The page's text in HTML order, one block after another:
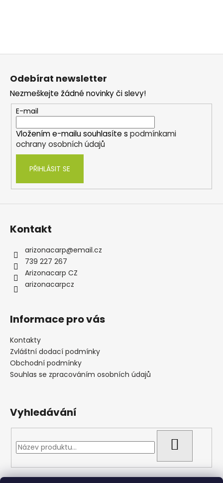
Odebírat newsletter
Nezmeškejte žádné novinky či slevy!
E-mail
Vložením e-mailu souhlasíte s podmínkami
ochrany osobních údajů
PŘIHLÁSIT SE
Kontakt
arizonacarp@email.cz
739 227 267
Arizonacarp CZ
arizonacarpcz
Informace pro vás
Kontakty
Zvláštní dodací podmínky
Obchodní podmínky
Souhlas se zpracováním osobních údajů
Vyhledávání